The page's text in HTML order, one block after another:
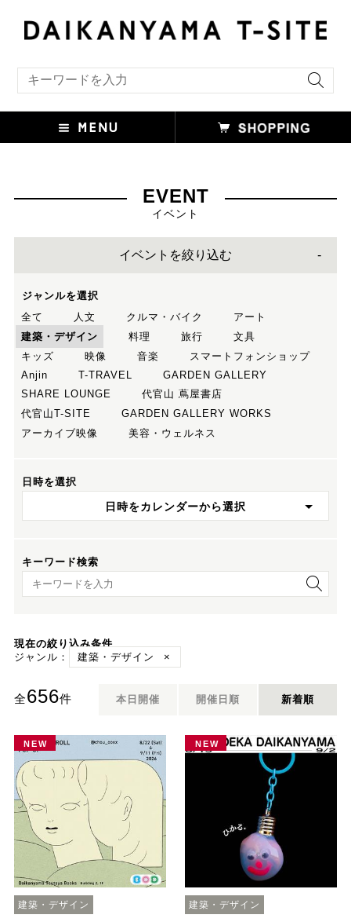
EVENT
イベント
イベントを絞り込む
ジャンルを選択
全て
人文 クルマ・バイク
アート
建築・デザイン
料理 旅行
文具
キッズ
映像 音楽
スマートフォンショップ
Anjin
T-TRAVEL
GARDEN GALLERY
SHARE LOUNGE
代官山 蔦屋書店
代官山T-SITE
GARDEN GALLERY WORKS
アーカイブ映像
美容・ウェルネス
日時を選択
日時をカレンダーから選択
キーワード検索
キーワード検索
現在の絞り込み条件
ジャンル：
建築・デザイン ×
全656件 本日開催 開催日順 新着順
NEW
建築・デザイン
NEW
建築・デザイン